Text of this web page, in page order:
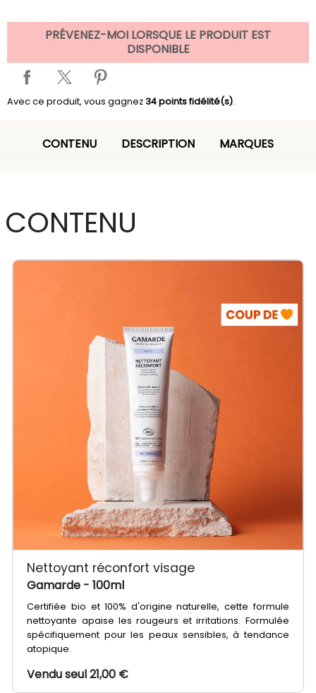
PRÉVENEZ-MOI LORSQUE LE PRODUIT EST
DISPONIBLE
Avec ce produit, vous gagnez34points fidélité(s).
CONTENU DESCRIPTION MARQUES
CONTENU
Nettoyant réconfort visage
Gamarde - 100ml
Certifiée bio et 100% d'origine naturelle, cette formule
nettoyante apaise les rougeurs et irritations. Formulée
spécifiquement pour les peaux sensibles, à tendance
atopique.
Vendu seul 21,00 €